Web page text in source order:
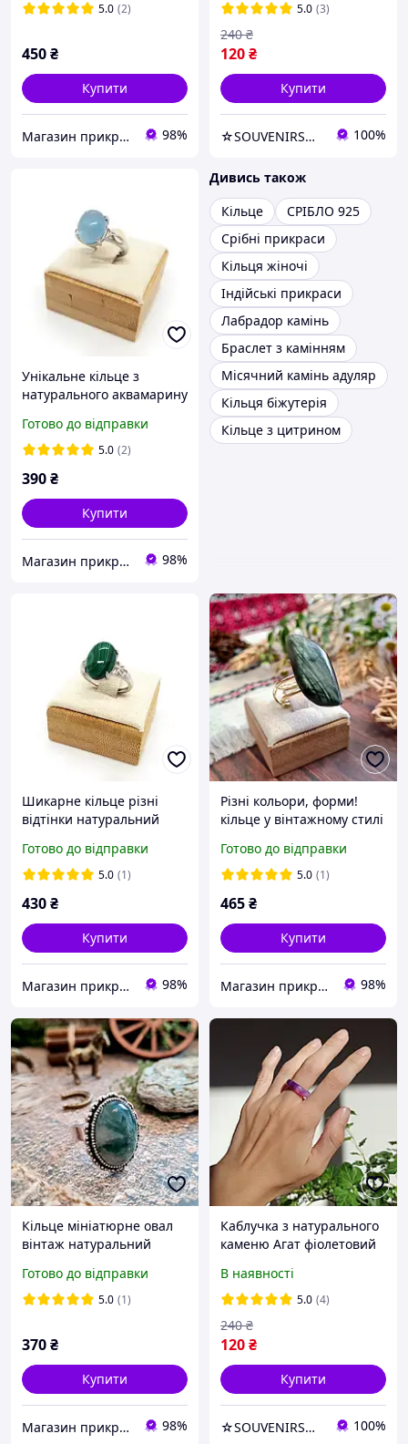
5.0 (2)
450₴
Купити
Магазин прикрас "Злата" 98%
5.0 (3)
120₴
240 ₴
Купити
☆SOUVENIRS☆ - прикраси, натуральне каміння, перли, фурнітра для рукоділля 100%
Унікальне кільце з
натурального аквамарину
Готово до відправки
5.0 (2)
390₴
Купити
Магазин прикрас "Злата" 98%
Дивись також
Кільце
СРІБЛО 925
Срібні прикраси
Кільця жіночі
Індійські прикраси
Лабрадор камінь
Браслет з камінням
Місячний камінь адуляр
Кільця біжутерія
Кільце з цитрином
Шикарне кільце різні
відтінки натуральний
Готово до відправки
5.0 (1)
430₴
Купити
Магазин прикрас "Злата" 98%
Різні кольори, форми!
кільце у вінтажному стилі
лабрадор іризація
Готово до відправки
5.0 (1)
465₴
Купити
Магазин прикрас "Злата" 98%
Кільце мініатюрне овал
вінтаж натуральний
Готово до відправки
5.0 (1)
370₴
Купити
Магазин прикрас "Злата" 98%
Каблучка з натурального
каменю Агат фіолетовий
В наявності
5.0 (4)
120₴
240 ₴
Купити
☆SOUVENIRS☆ - прикраси, натуральне каміння, перли, фурнітра для рукоділля 100%